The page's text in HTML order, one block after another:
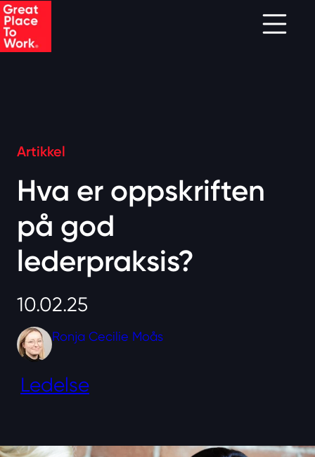
Skip to main content
Artikkel
Hva er oppskriften
på god
lederpraksis?
10.02.25
Ronja Cecilie Moås
Ledelse